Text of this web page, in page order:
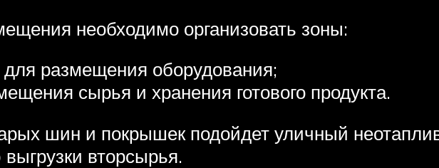
необходимо организовать зоны:
размещения оборудования;
сырья и хранения готового продукта.
шин и покрышек подойдет уличный
вторсырья.